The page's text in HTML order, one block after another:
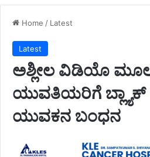
Home / Latest
Latest
ಅಶ್ಲೀಲ ವಿಡಿಯೊ
ಯುವತಿಯರಿಗೆ
ಯುವಕನ ಬಂಧನ